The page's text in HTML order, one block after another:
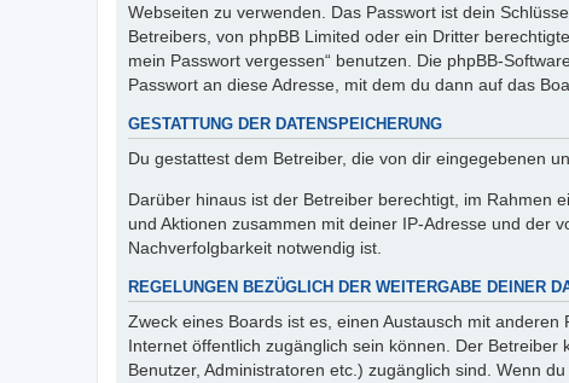
Webseiten zu verwenden. Das Passwort ist dein
Betreibers, von phpBB Limited oder ein Dritter
mein Passwort vergessen“ benutzen. Die phpBB-
Passwort an diese Adresse, mit dem du dann auf das
GESTATTUNG DER DATENSPEICHERUNG
Du gestattest dem Betreiber, die von dir eingegebenen
Darüber hinaus ist der Betreiber berechtigt, im Rahmen
und Aktionen zusammen mit deiner IP-Adresse und der
Nachverfolgbarkeit notwendig ist.
REGELUNGEN BEZÜGLICH DER WEITERGABE DEINER
Zweck eines Boards ist es, einen Austausch mit
Internet öffentlich zugänglich sein können. Der
Benutzer, Administratoren etc.) zugänglich sind. Wenn